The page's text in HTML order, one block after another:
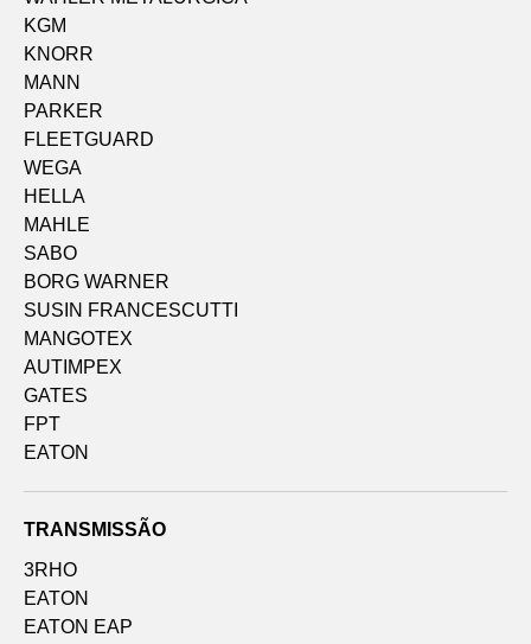
KGM
KNORR
MANN
PARKER
FLEETGUARD
WEGA
HELLA
MAHLE
SABO
BORG WARNER
SUSIN FRANCESCUTTI
MANGOTEX
AUTIMPEX
GATES
FPT
EATON
TRANSMISSÃO
3RHO
EATON
EATON EAP